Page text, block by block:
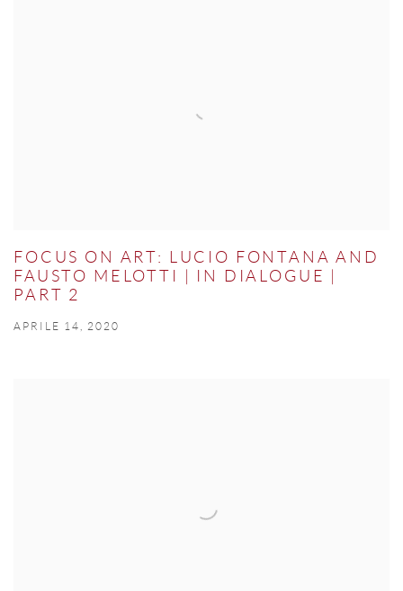
FOCUS ON ART: LUCIO FONTANA AND
FAUSTO MELOTTI | IN DIALOGUE |
PART 2
APRILE 14, 2020